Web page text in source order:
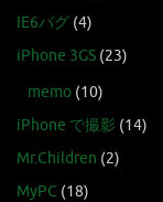
IE6バグ (4)
iPhone 3GS (23)
memo (10)
iPhone で撮影 (14)
Mr.Children (2)
MyPC (18)